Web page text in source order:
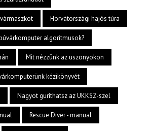
Horvátországi hajós túra
algoritmusok?
Mit nézzünk az uszonyokon
kézikönyvét
Nagyot guríthatsz az UKKSZ-szel
Rescue Diver - manual